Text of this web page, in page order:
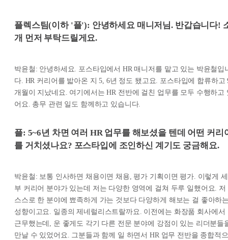
플렉스팀(이하 '플'): 안녕하세요 매니저님. 반갑습니다!
개 먼저 부탁드릴게요.
박윤철: 안녕하세요. 포스타입에서 HR 매니저를 맡고 있는 박윤철입
다. HR 커리어를 밟아온 지 5, 6년 정도 됐고요. 포스타입에 합류하고
개월이 지났네요. 여기에서는 HR 전반에 걸친 업무를 모두 수행하고
어요. 총무 관련 일도 함께하고 있습니다.
플: 5~6년 차면 여러 HR 업무를 해보셨을 텐데 어떤 커리
를 거치셨나요? 포스타입에 조인하신 계기도 궁금해요.
박윤철: 보통 인사하면 채용이면 채용, 평가 기획이면 평가. 이렇게 세
부 커리어 분야가 있는데 저는 다양한 영역에 걸쳐 두루 일했어요. 저
스스로 한 분야에 뾰족하게 가는 것보다 다양하게 해보는 걸 좋아하
성향이고요. 일종의 제네럴리스트랄까요. 이전에는 화장품 회사에서
근무했는데, 운 좋게도 각기 다른 전문 분야에 강점이 있는 리더분들
만날 수 있었어요. 그분들과 함께 일 하면서 HR 업무 전반을 종합적으